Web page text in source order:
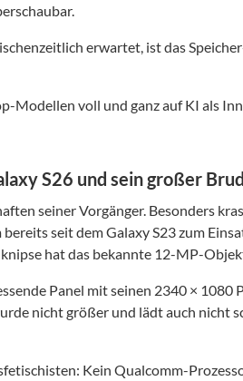
erwartet, ist das
Modellen voll und ganz auf KI als
S26 und sein großer
seiner Vorgänger. Besonders
seit dem Galaxy S23 zum
hat das bekannte 12-MP-
Panel mit seinen 2340 × 1080
nicht größer und lädt auch nicht
Kein Qualcomm-